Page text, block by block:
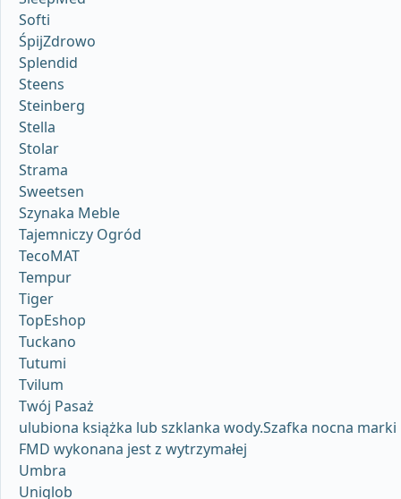
Softi
ŚpijZdrowo
Splendid
Steens
Steinberg
Stella
Stolar
Strama
Sweetsen
Szynaka Meble
Tajemniczy Ogród
TecoMAT
Tempur
Tiger
TopEshop
Tuckano
Tutumi
Tvilum
Twój Pasaż
ulubiona książka lub szklanka wody.Szafka nocna marki
FMD wykonana jest z wytrzymałej
Umbra
Uniglob